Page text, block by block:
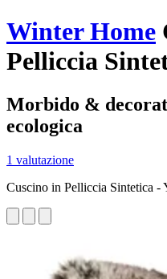
Winter Home
Pelliccia
Morbido &
ecologica
1 valutazione
Cuscino in Pelliccia Sintetica -